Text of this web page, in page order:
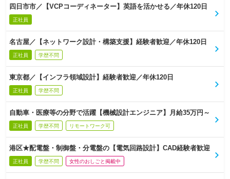
四日市市／【VCPコーディネーター】英語を活かせる／年休120日
正社員
名古屋／【ネットワーク設計・構築支援】経験者歓迎／年休120日
正社員 学歴不問
東京都／【インフラ領域設計】経験者歓迎／年休120日
正社員 学歴不問
自動車・医療等の分野で活躍【機械設計エンジニア】月給35万円～
正社員 学歴不問 リモートワーク可
港区★配電盤・制御盤・分電盤の【電気回路設計】CAD経験者歓迎
正社員 学歴不問 女性のおしごと掲載中